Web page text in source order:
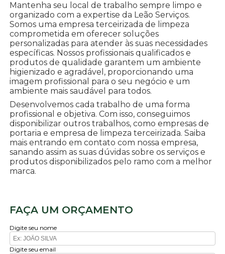
Mantenha seu local de trabalho sempre limpo e
organizado com a expertise da Leão Serviços.
Somos uma empresa terceirizada de limpeza
comprometida em oferecer soluções
personalizadas para atender às suas necessidades
específicas. Nossos profissionais qualificados e
produtos de qualidade garantem um ambiente
higienizado e agradável, proporcionando uma
imagem profissional para o seu negócio e um
ambiente mais saudável para todos.
Desenvolvemos cada trabalho de uma forma
profissional e objetiva. Com isso, conseguimos
disponibilizar outros trabalhos, como empresas de
portaria e empresa de limpeza terceirizada. Saiba
mais entrando em contato com nossa empresa,
sanando assim as suas dúvidas sobre os serviços e
produtos disponibilizados pelo ramo com a melhor
marca.
FAÇA UM ORÇAMENTO
Digite seu nome
Digite seu email